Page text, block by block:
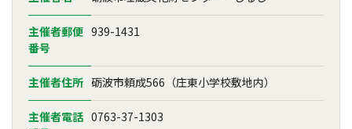
主催者郵便
番号
939-1431
主催者住所 砺波市頼成566（庄東小学校敷地内）
主催者電話 0763-37-1303